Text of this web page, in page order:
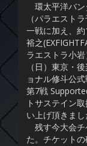
環太平洋バン
（パラエスト
一戦に加え、
裕之
ラエストラ小
（日）東京・
ョナル修斗公
第7戦
トサステイン
い上げ頂きま
残す今大会チ
た。チケットの